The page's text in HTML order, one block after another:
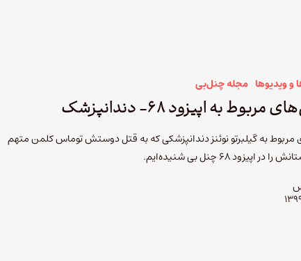
ویدیوها مجله چنل‌بی
به اپیزود ۶۸- دندانپزشک
به گیلبرتو نوئنز دندانپزشکی که به قتل دوستش توماس کلمن متهم
اپیزود ۶۸ چنل بی شنیده‌ایم.